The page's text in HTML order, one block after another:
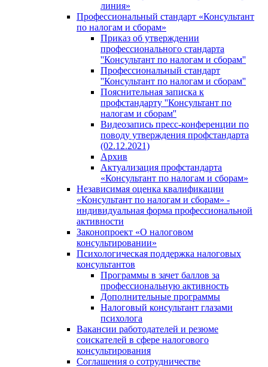
линия»
Профессиональный стандарт «Консультант
по налогам и сборам»
Приказ об утверждении
профессионального стандарта
''Консультант по налогам и сборам''
Профессиональный стандарт
''Консультант по налогам и сборам''
Пояснительная записка к
профстандарту ''Консультант по
налогам и сборам''
Видеозапись пресс-конференции по
поводу утверждения профстандарта
(02.12.2021)
Архив
Актуализация профстандарта
«Консультант по налогам и сборам»
Независимая оценка квалификации
«Консультант по налогам и сборам» -
индивидуальная форма профессиональной
активности
Законопроект «О налоговом
консультировании»
Психологическая поддержка налоговых
консультантов
Программы в зачет баллов за
профессиональную активность
Дополнительные программы
Налоговый консультант глазами
психолога
Вакансии работодателей и резюме
соискателей в сфере налогового
консультирования
Соглашения о сотрудничестве